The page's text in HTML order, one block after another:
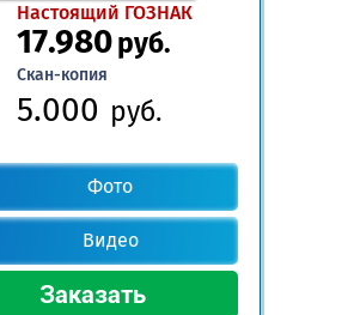
Настоящий ГОЗНАК
17.980руб.
Скан-копия
5.000 руб.
Фото
Видео